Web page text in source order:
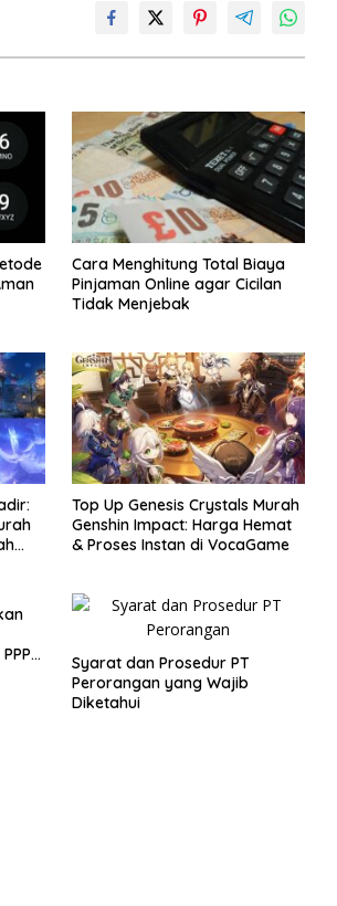
Cara Menghitung Total Biaya
Pinjaman Online agar Cicilan
Tidak Menjebak
Top Up Genesis Crystals Murah
Genshin Impact: Harga Hemat
& Proses Instan di VocaGame
Syarat dan Prosedur PT
Perorangan yang Wajib
Diketahui